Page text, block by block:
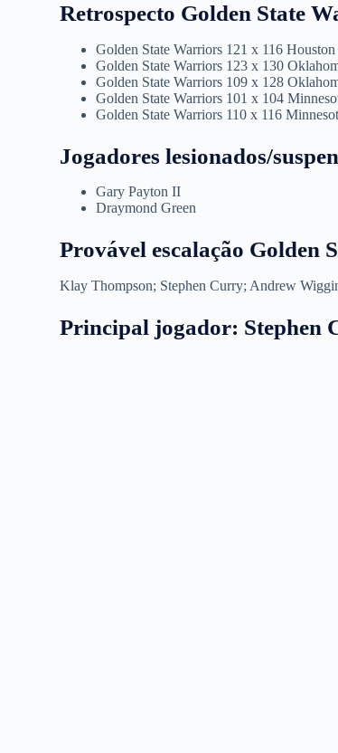
Retrospecto Golden State
Golden State Warriors 121 x 116
Golden State Warriors 123 x 130
Golden State Warriors 109 x 128
Golden State Warriors 101 x 104
Golden State Warriors 110 x 116
Jogadores lesionados/
Gary Payton II
Draymond Green
Provável escalação Golden
Klay Thompson; Stephen Curry; Andrew
Principal jogador: Stephen